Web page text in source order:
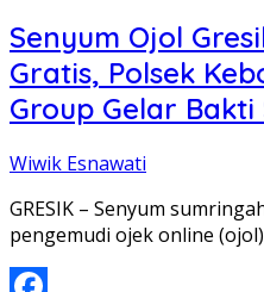
Senyum Ojol
Gratis, Polsek
Group Gelar Bakti
Wiwik Esnawati
GRESIK – Senyum
pengemudi ojek online